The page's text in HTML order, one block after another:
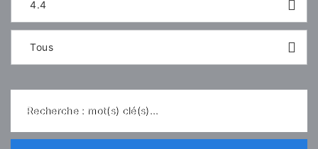
4.4
Tous
Recherche : mot(s) clé(s)...